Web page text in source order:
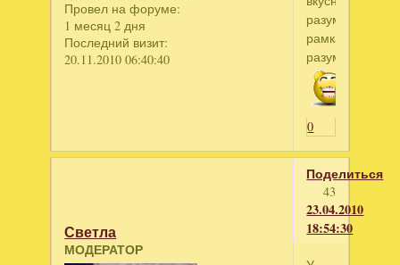
Провел на форуме:
1 месяц 2 дня
Последний визит:
20.11.2010 06:40:40
разумных
рамках
разумеется
0
Поделиться
43
23.04.2010
18:54:30
Светла
МОДЕРАТОР